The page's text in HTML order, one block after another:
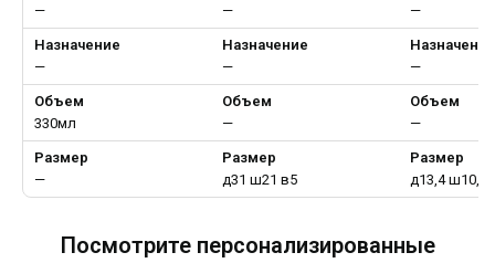
—
—
—
Назначение
—
Назначение
—
Назначение
—
Объем
330мл
Объем
—
Объем
—
Размер
—
Размер
д31 ш21 в5
Размер
д13,4 ш10,3
Посмотрите персонализированные